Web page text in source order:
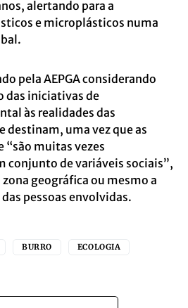
alertando para a
e microplásticos numa
pela AEPGA considerando
das iniciativas de
às realidades das
destinam, uma vez que as
“são muitas vezes
conjunto de variáveis sociais”,
geográfica ou mesmo a
pessoas envolvidas.
BURRO ECOLOGIA